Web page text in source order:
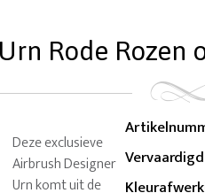
Rode
Deze exclusieve
Airbrush Designer
Urn komt uit de